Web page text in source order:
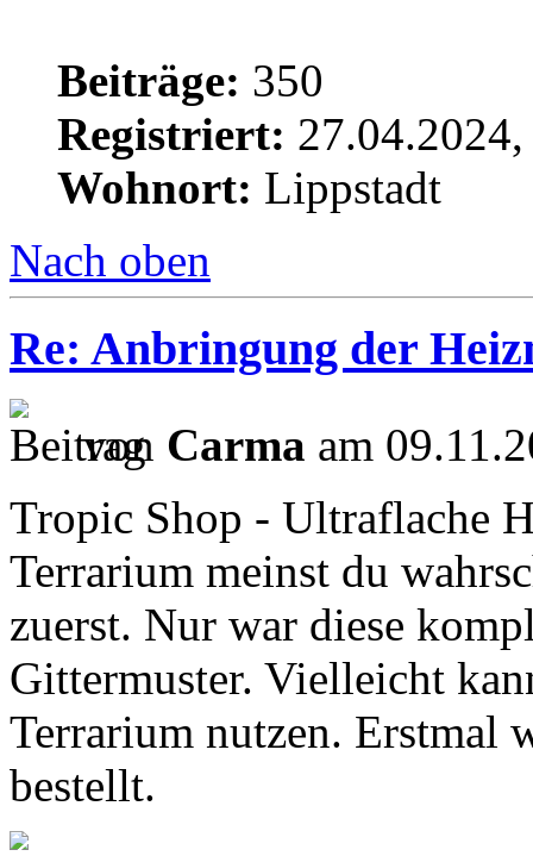
Beiträge: 350
Registriert:
Wohnort: Lippstadt
Nach oben
Re: Anbringung der
von Carma am
Tropic Shop - Ultraflache
Terrarium meinst du
zuerst. Nur war diese
Gittermuster. Vielleicht
Terrarium nutzen. Erstmal
bestellt.